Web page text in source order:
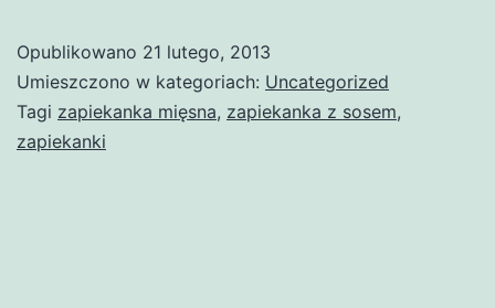
Opublikowano 21 lutego, 2013
Umieszczono w kategoriach: Uncategorized
Tagi zapiekanka mięsna, zapiekanka z sosem,
zapiekanki